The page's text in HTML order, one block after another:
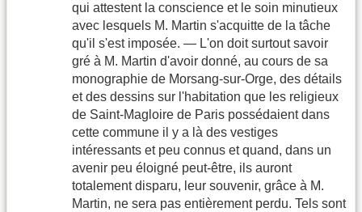
qui attestent la conscience et le soin minutieux
avec lesquels M. Martin s'acquitte de la tâche
qu'il s'est imposée. — L'on doit surtout savoir
gré à M. Martin d'avoir donné, au cours de sa
monographie de Morsang-sur-Orge, des détails
et des dessins sur l'habitation que les religieux
de Saint-Magloire de Paris possédaient dans
cette commune il y a là des vestiges
intéressants et peu connus et quand, dans un
avenir peu éloigné peut-être, ils auront
totalement disparu, leur souvenir, grâce à M.
Martin, ne sera pas entièrement perdu. Tels sont